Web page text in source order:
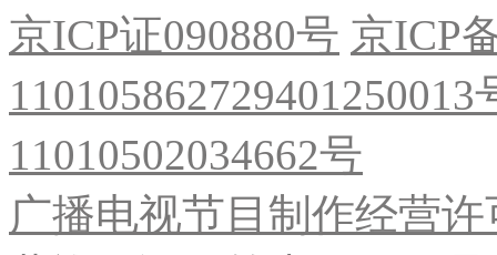
京ICP证090880号 京ICP
11010502034662号
广播电视节目制作经营